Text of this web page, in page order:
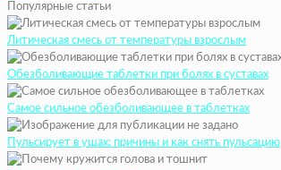
Популярные статьи
Литическая смесь от температуры взрослым
Обезболивающие таблетки при болях в суставах
Самое сильное обезболивающее в таблетках
Пульсирует в ушах: причины и как снять пульсацию